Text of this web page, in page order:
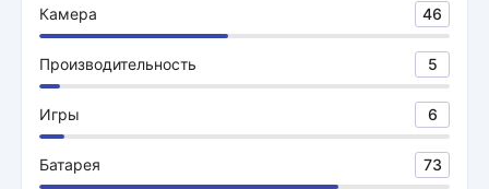
Камера 46
Производительность 5
Игры 6
Батарея 73